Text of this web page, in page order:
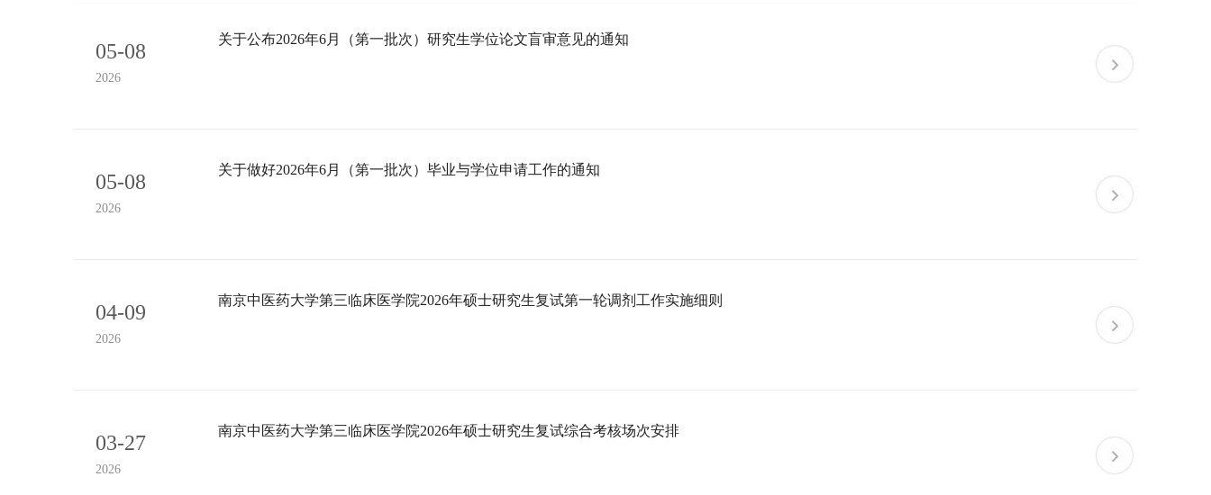
05-08
2026
关于公布2026年6月（第一批次）研究生学位论文盲审意见的通知
05-08
2026
关于做好2026年6月（第一批次）毕业与学位申请工作的通知
04-09
2026
南京中医药大学第三临床医学院2026年硕士研究生复试第一轮调剂工作实施细则
03-27
2026
南京中医药大学第三临床医学院2026年硕士研究生复试综合考核场次安排